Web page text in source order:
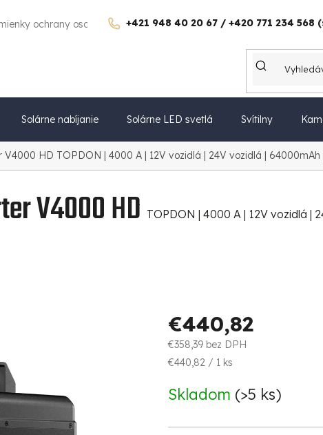
+421 948 40 20 67 / +420 771 234 568
ochrany osobných údajov Poučenie o uplatnení práva
Solárne nabíjanie Solárne LED svetlá Svítilny
V4000 HD TOPDON | 4000 A | 12V vozidlá | 24V vozidlá | 64000mAh
V4000 HD TOPDON | 4000 A | 12V vozidlá |
€440,82
€358,39 bez DPH
Jednotková
€440,82 / 1 ks
Skladom (>5 ks)